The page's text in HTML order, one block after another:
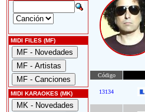
MIDI FILES (MF)
MIDI KARAOKES (MK)
Código
13134